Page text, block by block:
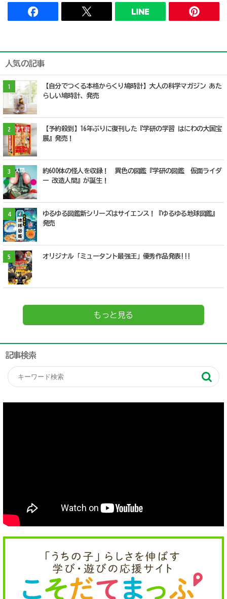
人気の記事
1
【自分でつくる本格からくり鳩時計】大人の科学マガジン あた
らしい鳩時計、発売
2
【予約殺到】16年ぶりに復刊した『学研の学習 はにわの大国宝
展』発売！
3
約600体の怪人を収録！ 異色の図鑑『学研の図鑑 仮面ライダ
ー 改造人間』が誕生！
4
ゆるゆる図鑑新シリーズはサイエンス！『ゆるゆる地球図鑑』
発売
5 オリジナル「ミュータント最強王」優秀作品発表!!!
もっと見る
記事検索